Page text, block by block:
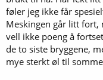
føler jeg ikke får
Meskingen går litt fort,
vell ikke poeng å
de to siste bryggene,
mye sterkt øl til